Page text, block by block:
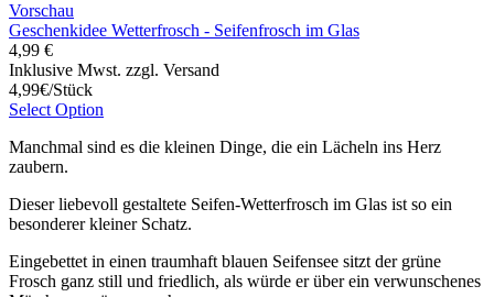
Vorschau
Geschenkidee Wetterfrosch - Seifenfrosch im Glas
4,99 €
Inklusive Mwst. zzgl. Versand
4,99€/Stück
Select Option
Manchmal sind es die kleinen Dinge, die ein Lächeln ins Herz
zaubern.
Dieser liebevoll gestaltete Seifen-Wetterfrosch im Glas ist so ein
besonderer kleiner Schatz.
Eingebettet in einen traumhaft blauen Seifensee sitzt der grüne
Frosch ganz still und friedlich, als würde er über ein verwunschenes